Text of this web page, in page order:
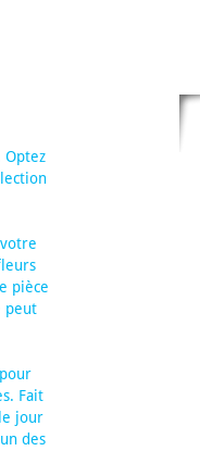
Optez
pièce
peut
Fait
jour
des